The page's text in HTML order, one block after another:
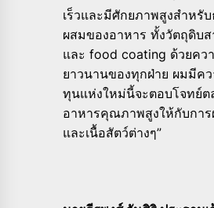
เร็วและมีศักยภาพสูงสำหรั
ผสมของอาหาร ทั้งวัตถุดิบส
และ food coating ด้วยคว
ยาวนานของทุกฝ่าย ผมมีค
ทุนแห่งใหม่นี้จะตอบโจทย์ต
อาหารคุณภาพสูงให้กับการ
และเนื้อสัตว์ต่างๆ”